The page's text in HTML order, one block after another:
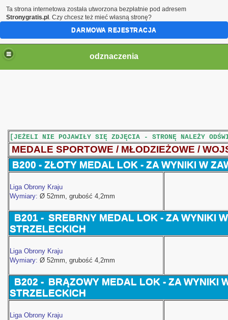
odznaczenia
[JEŻELI NIE POJAWIŁY SIĘ ZDJĘCIA - STRONĘ NALEŻY
MEDALE SPORTOWE / MŁODZIEŻOWE /
B200 - ZŁOTY MEDAL LOK - ZA WYNIKI W
Liga Obrony Kraju
Wymiary: Ø 52mm, grubość 4,2mm
B201 - SREBRNY MEDAL LOK - ZA WYNIKI
STRZELECKICH
Liga Obrony Kraju
Wymiary: Ø 52mm, grubość 4,2mm
B202 - BRĄZOWY MEDAL LOK - ZA WYNIKI
STRZELECKICH
Liga Obrony Kraju
Ta strona internetowa została utworzona bezpłatnie pod adresem
Stronygratis.pl . Czy chcesz też mieć własną stronę?
DARMOWA REJESTRACJA